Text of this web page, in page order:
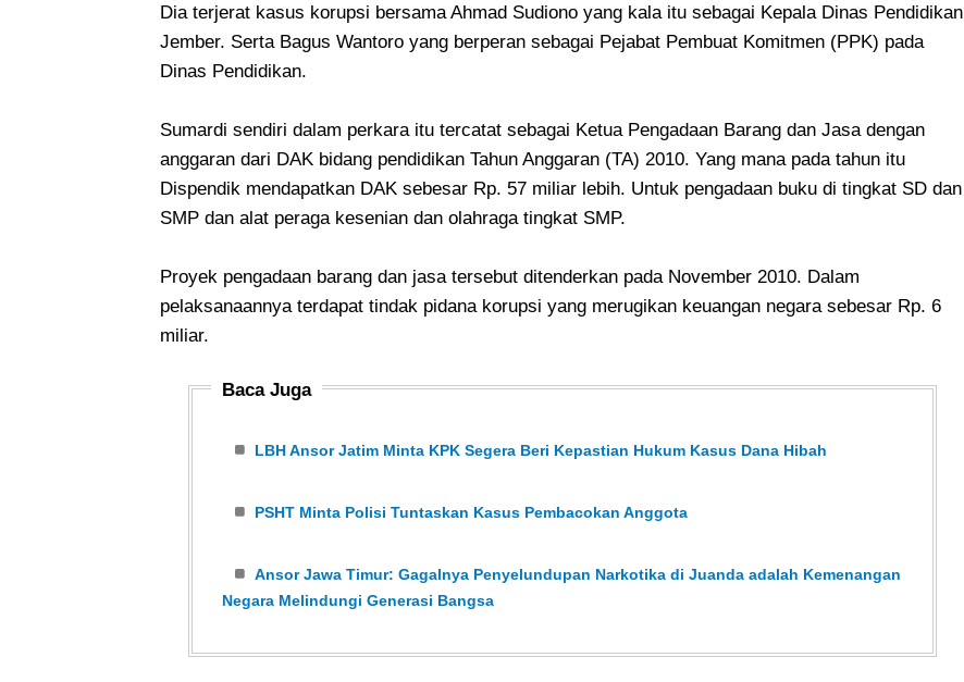
Dia terjerat kasus korupsi bersama Ahmad Sudiono yang kala itu sebagai Kepala Dinas Pendidikan
Jember. Serta Bagus Wantoro yang berperan sebagai Pejabat Pembuat Komitmen (PPK) pada
Dinas Pendidikan.
Sumardi sendiri dalam perkara itu tercatat sebagai Ketua Pengadaan Barang dan Jasa dengan
anggaran dari DAK bidang pendidikan Tahun Anggaran (TA) 2010. Yang mana pada tahun itu
Dispendik mendapatkan DAK sebesar Rp. 57 miliar lebih. Untuk pengadaan buku di tingkat SD dan
SMP dan alat peraga kesenian dan olahraga tingkat SMP.
Proyek pengadaan barang dan jasa tersebut ditenderkan pada November 2010. Dalam
pelaksanaannya terdapat tindak pidana korupsi yang merugikan keuangan negara sebesar Rp. 6
miliar.
Baca Juga
LBH Ansor Jatim Minta KPK Segera Beri Kepastian Hukum Kasus Dana Hibah
PSHT Minta Polisi Tuntaskan Kasus Pembacokan Anggota
Ansor Jawa Timur: Gagalnya Penyelundupan Narkotika di Juanda adalah Kemenangan
Negara Melindungi Generasi Bangsa